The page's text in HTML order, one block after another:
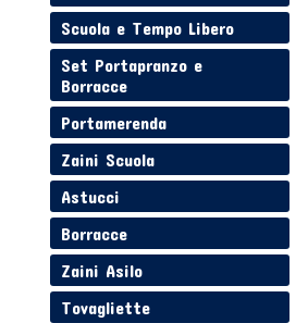
Scuola e Tempo Libero
Set Portapranzo e
Borracce
Portamerenda
Zaini Scuola
Astucci
Borracce
Zaini Asilo
Tovagliette